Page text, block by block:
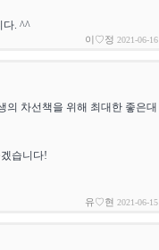
다. ^^
이♡정 2021-06-16
의 차선책을 위해 최대한 좋은대
습니다!
유♡현 2021-06-15